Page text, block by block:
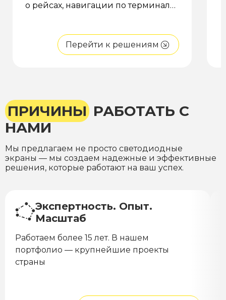
о рейсах, навигации по терминалу
Перейти к решениям
ПРИЧИНЫ РАБОТАТЬ С
НАМИ
Мы предлагаем не просто светодиодные
экраны — мы создаем надежные и эффективные
решения, которые работают на ваш успех.
Экспертность. Опыт.
Масштаб
Работаем более 15 лет. В нашем
портфолио — крупнейшие проекты
страны